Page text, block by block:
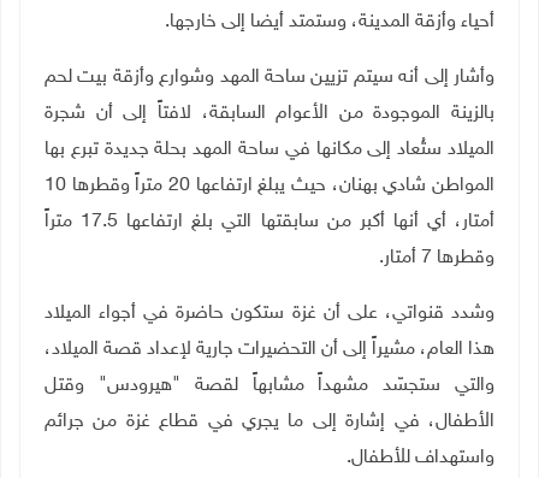
أحياء وأزقة المدينة، وستمتد أيضا إلى خارجها.
وأشار إلى أنه سيتم تزيين ساحة المهد وشوارع وأزقة بيت لحم
بالزينة الموجودة من الأعوام السابقة، لافتاً إلى أن شجرة
الميلاد ستُعاد إلى مكانها في ساحة المهد بحلة جديدة تبرع بها
المواطن شادي بهنان، حيث يبلغ ارتفاعها 20 متراً وقطرها 10
أمتار، أي أنها أكبر من سابقتها التي بلغ ارتفاعها 17.5 متراً
وقطرها 7 أمتار.
وشدد قنواتي، على أن غزة ستكون حاضرة في أجواء الميلاد
هذا العام، مشيراً إلى أن التحضيرات جارية لإعداد قصة الميلاد،
والتي ستجسّد مشهداً مشابهاً لقصة "هيرودس" وقتل
الأطفال، في إشارة إلى ما يجري في قطاع غزة من جرائم
واستهداف للأطفال.